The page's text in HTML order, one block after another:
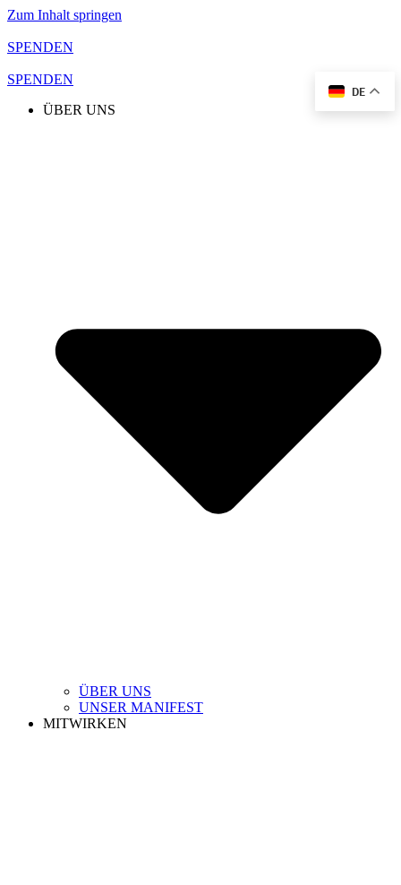
Zum Inhalt springen
SPENDEN
SPENDEN
ÜBER UNS
ÜBER UNS
UNSER MANIFEST
MITWIRKEN
DE